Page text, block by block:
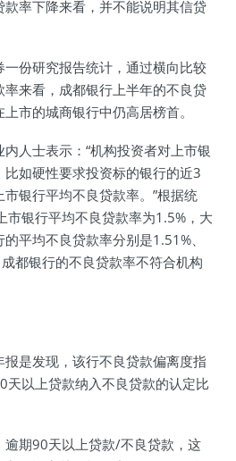
率下降来看，并不能说明其信贷
一份研究报告统计，通过横向比较
来看，成都银行上半年的不良贷
市的城商银行中仍高居榜首。
人士表示：“机构投资者对上市银
如硬性要求投资标的银行的近3
银行平均不良贷款率。”根据统
市银行平均不良贷款率为1.5%，大
平均不良贷款率分别是1.51%、
都银行的不良贷款率不符合机构
是发现，该行不良贷款偏离度指
天以上贷款纳入不良贷款的认定比
逾期90天以上贷款/不良贷款，这